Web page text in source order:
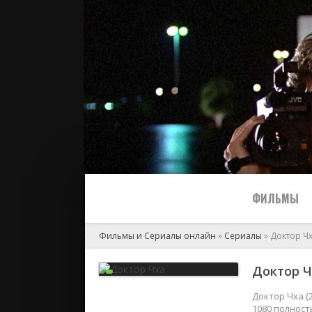
ФИЛЬМЫ
2024
Фильмы и Сериалы онлайн » Сериалы » Доктор
Доктор
Доктор Чха
1080